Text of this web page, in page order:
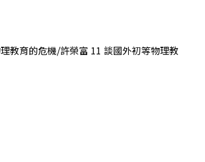
教育的危機/許榮富 11 談國外初等物理教